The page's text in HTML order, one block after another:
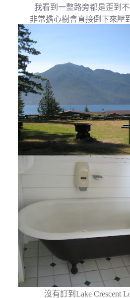
我看到一整路旁都是歪到不
非常擔心樹會直接倒下來壓
沒有訂到Lake Crescent